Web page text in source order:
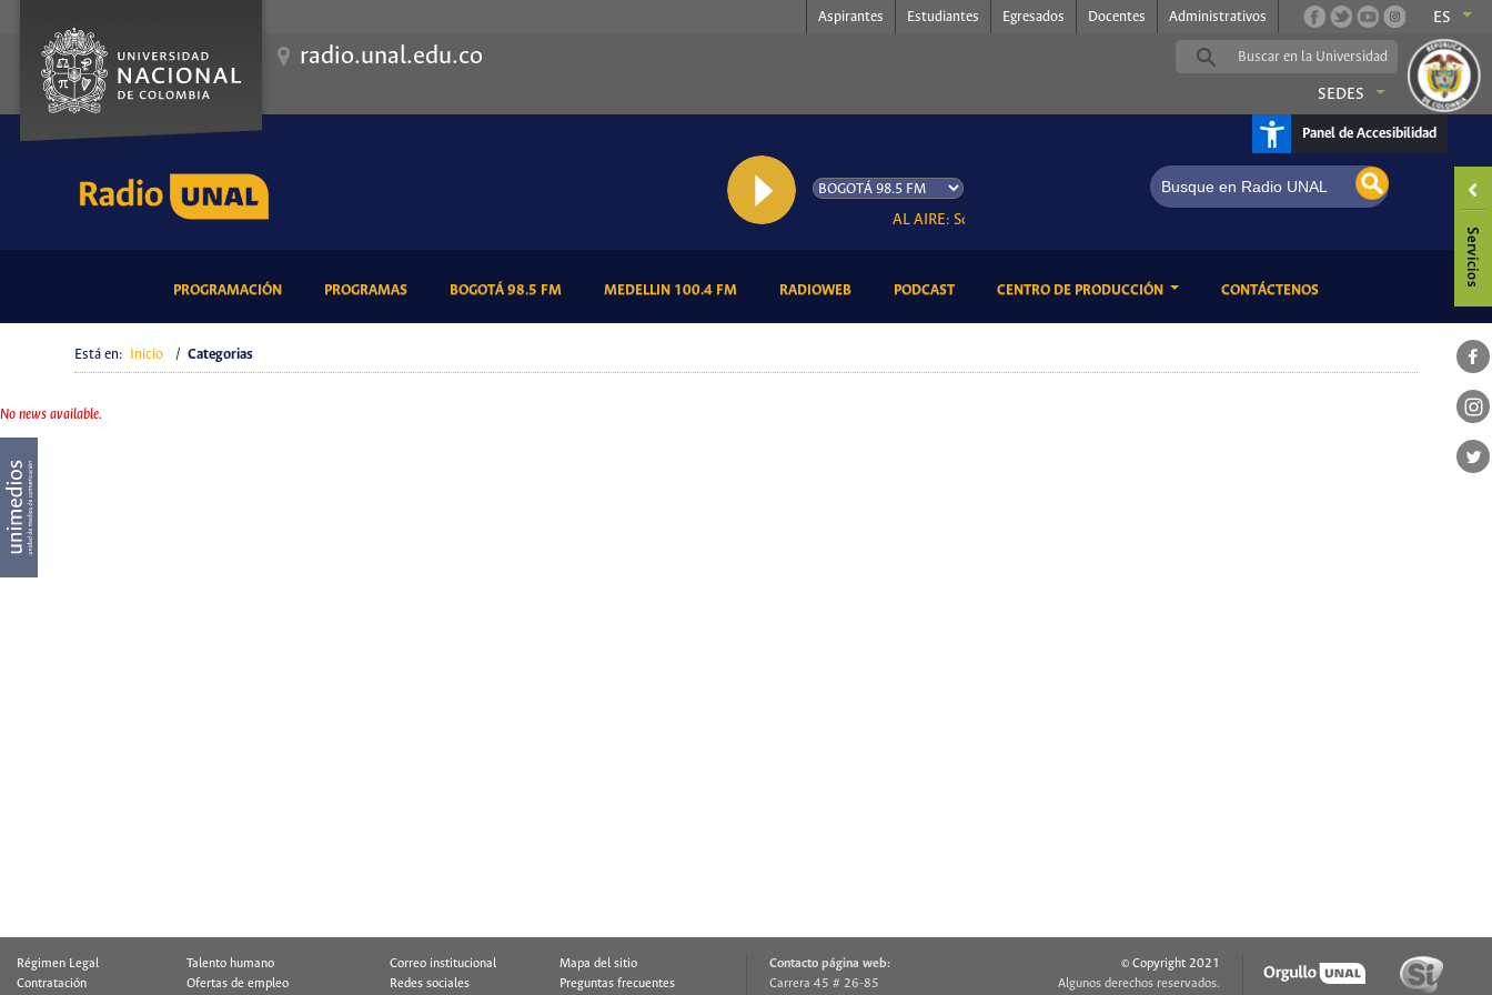
Aspirantes Estudiantes Egresados Docentes Administrativos ES
radio.unal.edu.co
SEDES
Panel de Accesibilidad
AL AIRE: Somos Radio UNAL, somos música
PROGRAMACIÓN(CURRENT)PROGRAMAS(CURRENT)BOGOTÁ 98.5 FM(CURRENT)MEDELLIN 100.4 FM(CURRENT)RADIOWEB(CURRENT)PODCAST(CURRENT)CENTRO DE PRODUCCIÓN CONTÁCTENOS(CURRENT)
Está en: Inicio / Categorias
No news available.
Régimen Legal
Talento humano
Contratación
Ofertas de empleo
Correo institucional
Mapa del sitio
Redes sociales
Preguntas frecuentes
Contacto página web:
Carrera 45 # 26-85
© Copyright 2021
Algunos derechos reservados.